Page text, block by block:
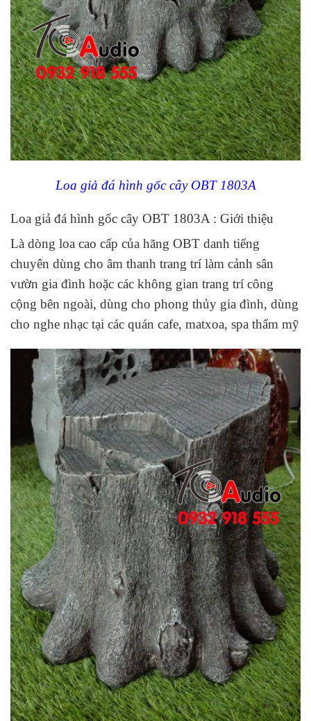
Loa giả đá hình gốc cây OBT 1803A
Loa giả đá hình gốc cây OBT 1803A : Giới thiệu
Là dòng loa cao cấp của hãng OBT danh tiếng
chuyên dùng cho âm thanh trang trí làm cảnh sân
vườn gia đình hoặc các không gian trang trí công
cộng bên ngoài, dùng cho phong thủy gia đình, dùng
cho nghe nhạc tại các quán cafe, matxoa, spa thẩm mỹ